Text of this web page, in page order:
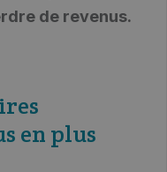
de revenus.
en plus